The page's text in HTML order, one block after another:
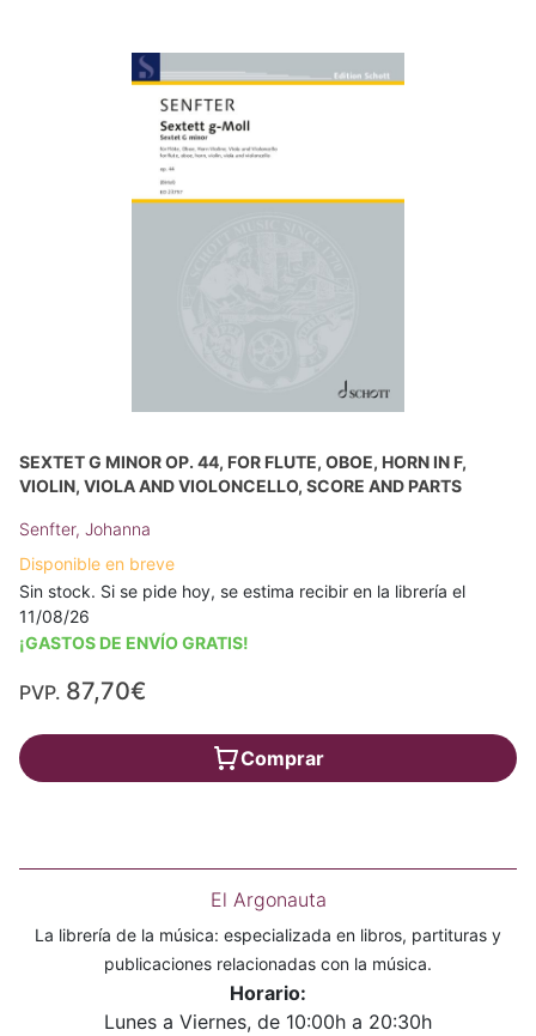
SEXTET G MINOR OP. 44, FOR FLUTE, OBOE, HORN IN F,
VIOLIN, VIOLA AND VIOLONCELLO, SCORE AND PARTS
Senfter, Johanna
Disponible en breve
Sin stock. Si se pide hoy, se estima recibir en la librería el
11/08/26
¡GASTOS DE ENVÍO GRATIS!
PVP. 87,70€
Comprar
El Argonauta
La librería de la música: especializada en libros, partituras y
publicaciones relacionadas con la música.
Horario:
Lunes a Viernes, de 10:00h a 20:30h